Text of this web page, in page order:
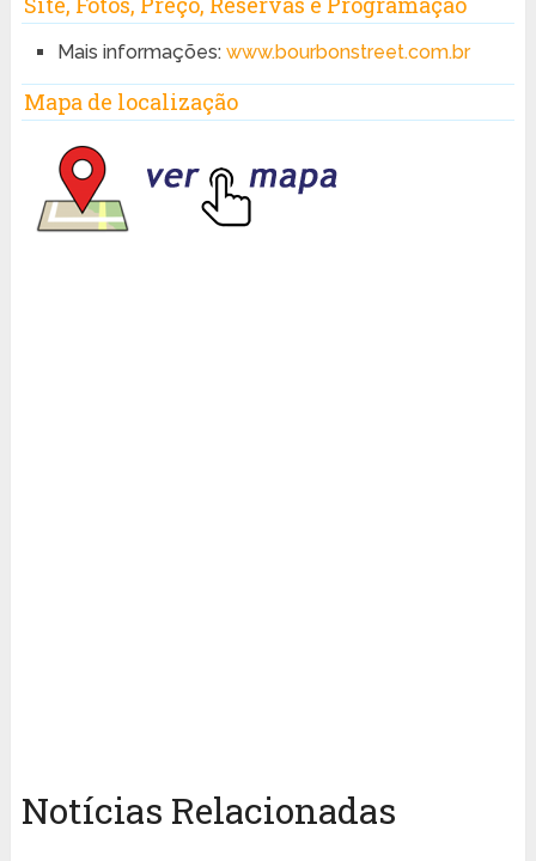
Mais informações: www.bourbonstreet.com.br
Mapa de localização
Notícias Relacionadas